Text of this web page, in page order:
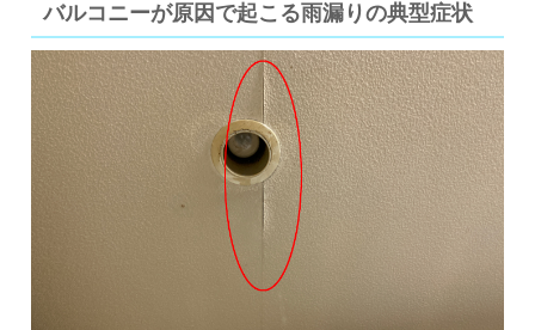
バルコニーが原因で起こる雨漏りの典型症状